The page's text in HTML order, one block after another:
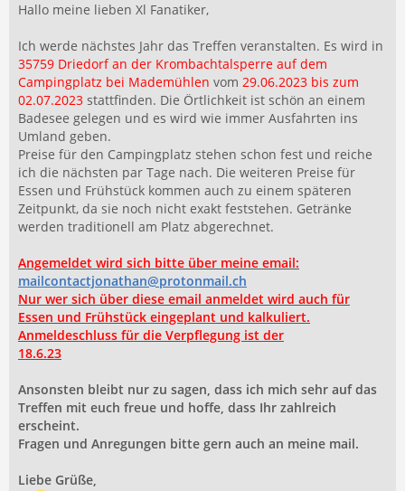
Hallo meine lieben Xl Fanatiker,
Ich werde nächstes Jahr das Treffen veranstalten. Es wird in
35759 Driedorf an der Krombachtalsperre auf dem
Campingplatz bei Mademühlen vom 29.06.2023 bis zum
02.07.2023 stattfinden. Die Örtlichkeit ist schön an einem
Badesee gelegen und es wird wie immer Ausfahrten ins
Umland geben.
Preise für den Campingplatz stehen schon fest und reiche
ich die nächsten par Tage nach. Die weiteren Preise für
Essen und Frühstück kommen auch zu einem späteren
Zeitpunkt, da sie noch nicht exakt feststehen. Getränke
werden traditionell am Platz abgerechnet.
Angemeldet wird sich bitte über meine email:
mailcontactjonathan@protonmail.ch
Nur wer sich über diese email anmeldet wird auch für
Essen und Frühstück eingeplant und kalkuliert.
Anmeldeschluss für die Verpflegung ist der
18.6.23
Ansonsten bleibt nur zu sagen, dass ich mich sehr auf das
Treffen mit euch freue und hoffe, dass Ihr zahlreich
erscheint.
Fragen und Anregungen bitte gern auch an meine mail.
Liebe Grüße,